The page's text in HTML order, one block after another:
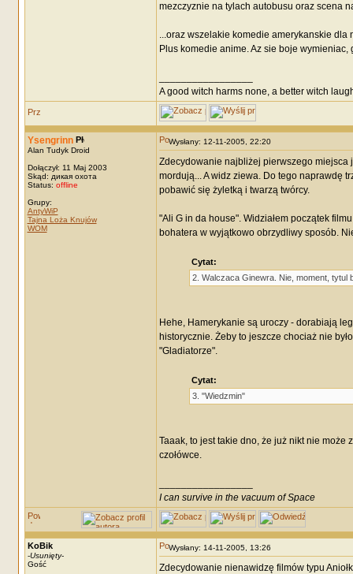
mezczyznie na tylach autobusu oraz scena
...oraz wszelakie komedie amerykanskie dla
Plus komedie anime. Az sie boje
A good witch harms none, a better witch
Ysengrinn
Alan Tudyk Droid
Dołączył: 11 Maj 2003
Skąd: дикая охота
Status: offline
Grupy:
AntyWiP
Tajna Loża Knujów
WOM
Wysłany: 12-11-2005, 22:20
Zdecydowanie najbliżej pierwszego miejsca
mordują... A widz ziewa. Do tego naprawdę
pobawić się żyletką i twarzą twórcy.
"Ali G in da house". Widziałem początek
bohatera w wyjątkowo obrzydliwy sposób.
Cytat:
2. Walczaca Ginewra. Nie, moment, tytul
Hehe, Hamerykanie są uroczy - dorabiają
historycznie. Żeby to jeszcze chociaż nie
"Gladiatorze".
Cytat:
3. "Wiedzmin"
Taaak, to jest takie dno, że już nikt nie
czołówce.
I can survive in the vacuum of Space
KoBik
-Usunięty-
Gość
Wysłany: 14-11-2005, 13:26
Zdecydowanie nienawidzę filmów typu